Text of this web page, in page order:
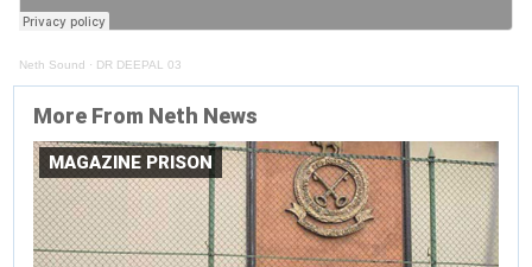
Neth Sound · DR DEEPAL 03
More From Neth News
MAGAZINE PRISON